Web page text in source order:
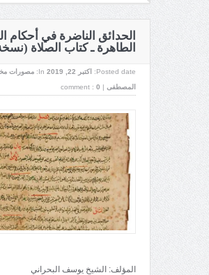
الحدائق الناضرة في أحكام
الطاهرة ـ كتاب الصلاة
Posted date: اکتبر 22, 2019 In:
مصورات
المصطفى |
comment : 0
المؤلف: الشيخ يوسف البحراني